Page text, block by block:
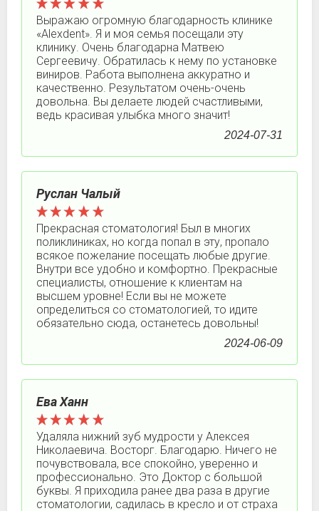
Выражаю огромную благодарность клинике
«Alexdent». Я и моя семья посещали эту
клинику. Очень благодарна Матвею
Сергеевичу. Обратилась к нему по установке
виниров. Работа выполнена аккуратно и
качественно. Результатом очень-очень
довольна. Вы делаете людей счастливыми,
ведь красивая улыбка много значит!
2024-07-31
Руслан Чалый
Прекрасная стоматология! Был в многих
поликлиниках, но когда попал в эту, пропало
всякое пожелание посещать любые другие.
Внутри все удобно и комфортно. Прекрасные
специалисты, отношение к клиентам на
высшем уровне! Если вы не можете
определиться со стоматологией, то идите
обязательно сюда, останетесь довольны!
2024-06-09
Ева Ханн
Удаляла нижний зуб мудрости у Алексея
Николаевича. Восторг. Благодарю. Ничего не
почувствовала, все спокойно, уверенно и
профессионально. Это Доктор с большой
буквы. Я приходила ранее два раза в другие
стоматологии, садилась в кресло и от страха